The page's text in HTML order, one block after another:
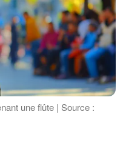
une flûte | Source :